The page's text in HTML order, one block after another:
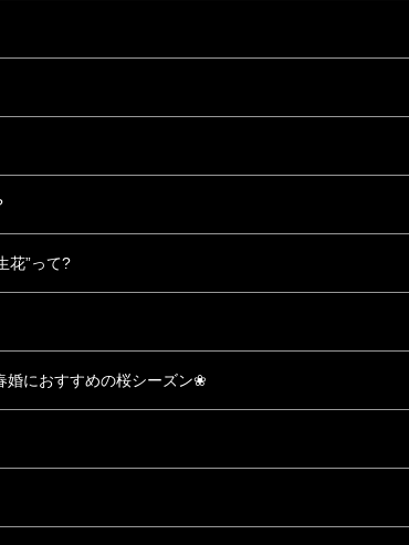
花”って?
婚におすすめの桜シーズン❀